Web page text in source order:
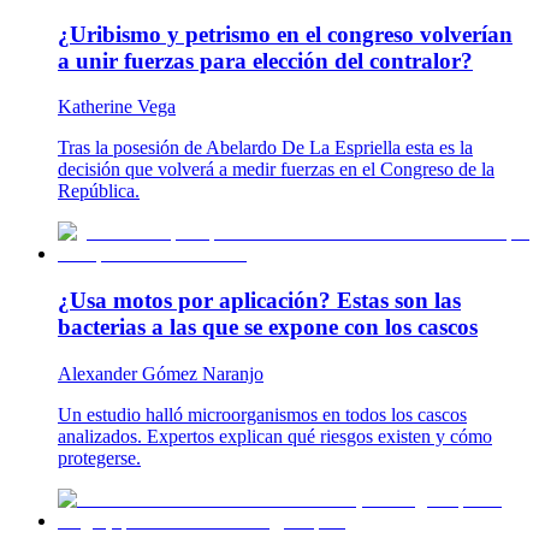
¿Uribismo y petrismo en el congreso volverían
a unir fuerzas para elección del contralor?
Katherine Vega
Tras la posesión de Abelardo De La Espriella esta es la
decisión que volverá a medir fuerzas en el Congreso de la
República.
¿Usa motos por aplicación? Estas son las
bacterias a las que se expone con los cascos
Alexander Gómez Naranjo
Un estudio halló microorganismos en todos los cascos
analizados. Expertos explican qué riesgos existen y cómo
protegerse.